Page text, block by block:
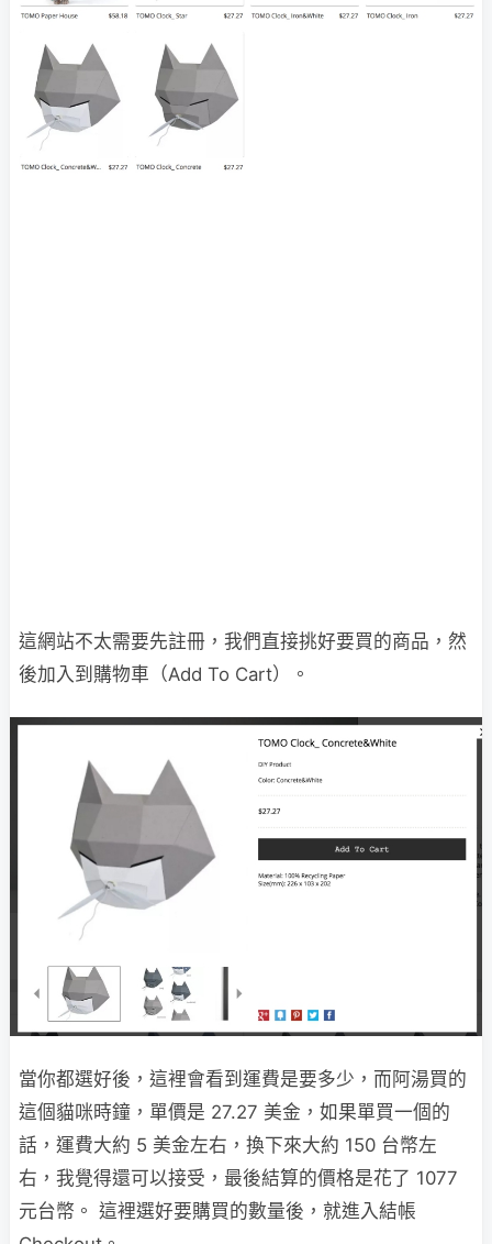
這網站不太需要先註冊，我們直接挑好要買的商品，然
後加入到購物車（Add To Cart）。
當你都選好後，這裡會看到運費是要多少，而阿湯買的
這個貓咪時鐘，單價是 27.27 美金，如果單買一個的
話，運費大約 5 美金左右，換下來大約 150 台幣左
右，我覺得還可以接受，最後結算的價格是花了 1077
元台幣。 這裡選好要購買的數量後，就進入結帳